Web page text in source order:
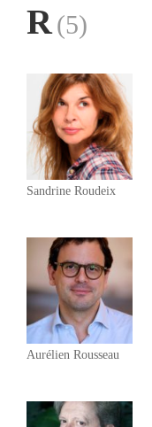
R(5)
Sandrine Roudeix
Aurélien Rousseau